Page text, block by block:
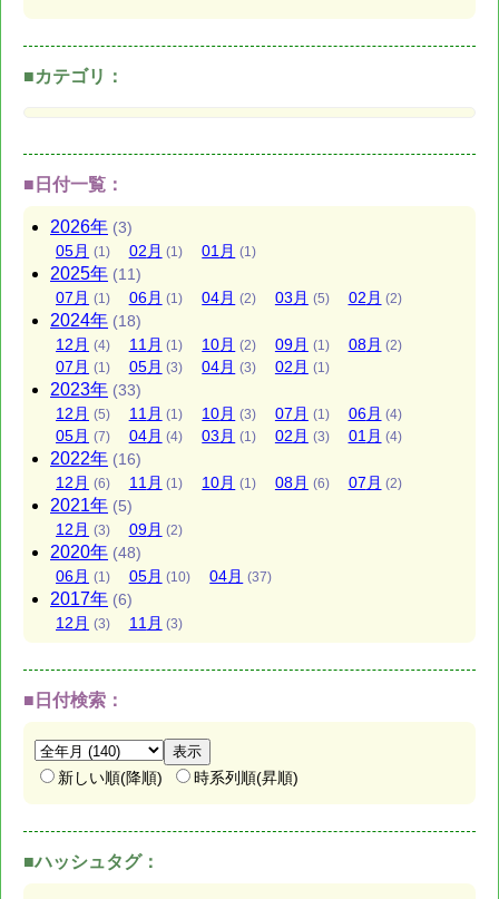
■カテゴリ：
■日付一覧：
2026年 (3)
05月 (1) 02月 (1) 01月 (1)
2025年 (11)
07月 (1) 06月 (1) 04月 (2) 03月 (5) 02月 (2)
2024年 (18)
12月 (4) 11月 (1) 10月 (2) 09月 (1) 08月 (2)
07月 (1) 05月 (3) 04月 (3) 02月 (1)
2023年 (33)
12月 (5) 11月 (1) 10月 (3) 07月 (1) 06月 (4)
05月 (7) 04月 (4) 03月 (1) 02月 (3) 01月 (4)
2022年 (16)
12月 (6) 11月 (1) 10月 (1) 08月 (6) 07月 (2)
2021年 (5)
12月 (3) 09月 (2)
2020年 (48)
06月 (1) 05月 (10) 04月 (37)
2017年 (6)
12月 (3) 11月 (3)
■日付検索：
新しい順(降順) 時系列順(昇順)
■ハッシュタグ：